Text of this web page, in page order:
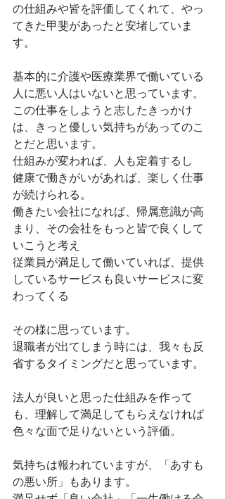
の仕組みや皆を評価してくれて、やっ
てきた甲斐があったと安堵していま
す。
基本的に介護や医療業界で働いている
人に悪い人はいないと思っています。
この仕事をしようと志したきっかけ
は、きっと優しい気持ちがあってのこ
とだと思います。
仕組みが変われば、人も定着するし
健康で働きがいがあれば、楽しく仕事
が続けられる。
働きたい会社になれば、帰属意識が高
まり、その会社をもっと皆で良くして
いこうと考え
従業員が満足して働いていれば、提供
しているサービスも良いサービスに変
わってくる
その様に思っています。
退職者が出てしまう時には、我々も反
省するタイミングだと思っています。
法人が良いと思った仕組みを作って
も、理解して満足してもらえなければ
色々な面で足りないという評価。
気持ちは報われていますが、「あすも
の悪い所」もあります。